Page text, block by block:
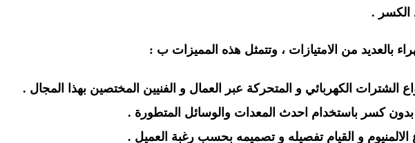
الكسر .
بالعديد من الامتيازات ، وتتمثل هذه المميزات ب :
الشترات الكهربائي و المتحركة عبر العمال و الفنيين المختصين بهذا المجال .
كسر باستخدام احدث المعدات والوسائل المتطورة .
الالمنيوم و القيام تفصيله و تصميمه بحسب رغبة العميل .